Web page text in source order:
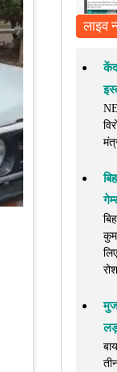
लाइव